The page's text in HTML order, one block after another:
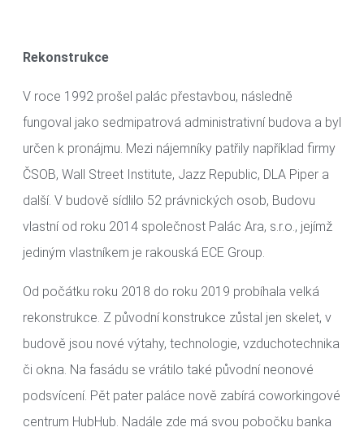
Rekonstrukce
V roce 1992 prošel palác přestavbou, následně
fungoval jako sedmipatrová administrativní budova a byl
určen k pronájmu. Mezi nájemníky patřily například firmy
ČSOB, Wall Street Institute, Jazz Republic, DLA Piper a
další. V budově sídlilo 52 právnických osob, Budovu
vlastní od roku 2014 společnost Palác Ara, s.r.o., jejímž
jediným vlastníkem je rakouská ECE Group.
Od počátku roku 2018 do roku 2019 probíhala velká
rekonstrukce. Z původní konstrukce zůstal jen skelet, v
budově jsou nové výtahy, technologie, vzduchotechnika
či okna. Na fasádu se vrátilo také původní neonové
podsvícení. Pět pater paláce nově zabírá coworkingové
centrum HubHub. Nadále zde má svou pobočku banka